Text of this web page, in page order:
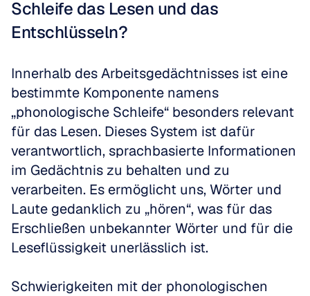
Schleife das Lesen und das
Entschlüsseln?
Innerhalb des Arbeitsgedächtnisses ist eine
bestimmte Komponente namens
„phonologische Schleife“ besonders relevant
für das Lesen. Dieses System ist dafür
verantwortlich, sprachbasierte Informationen
im Gedächtnis zu behalten und zu
verarbeiten. Es ermöglicht uns, Wörter und
Laute gedanklich zu „hören“, was für das
Erschließen unbekannter Wörter und für die
Leseflüssigkeit unerlässlich ist.
Schwierigkeiten mit der phonologischen